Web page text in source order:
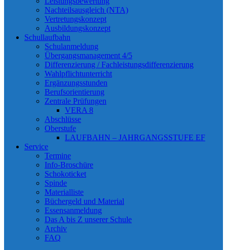
Nachteilsausgleich (NTA)
Vertretungskonzept
Ausbildungskonzept
Schullaufbahn
Schulanmeldung
Übergangsmanagement 4/5
Differenzierung / Fachleistungsdifferenzierung
Wahlpflichtunterricht
Ergänzungsstunden
Berufsorientierung
Zentrale Prüfungen
VERA 8
Abschlüsse
Oberstufe
LAUFBAHN – JAHRGANGSSTUFE EF
Service
Termine
Info-Broschüre
Schokoticket
Spinde
Materialliste
Büchergeld und Material
Essensanmeldung
Das A bis Z unserer Schule
Archiv
FAQ